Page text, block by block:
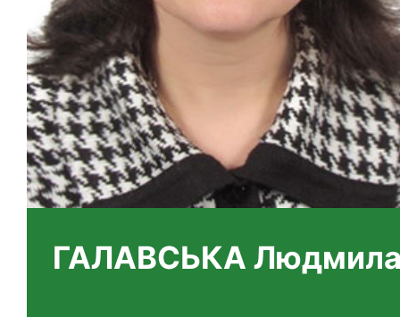
ГАЛАВСЬКА Людмила